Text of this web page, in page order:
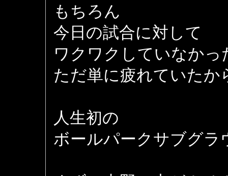
もちろん
今日の試合に対して
ワクワクしていなか
ただ単に疲れていたか
人生初の
ボールパークサブグラ